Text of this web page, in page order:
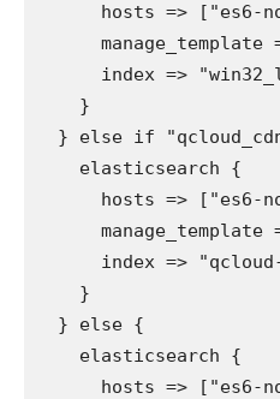
hosts => ["es6-
manage_template
index =>
    }
} else if
    elasticsearch {
hosts => ["es6-
manage_template
index =>
    }
  } else {
    elasticsearch {
hosts => ["es6-